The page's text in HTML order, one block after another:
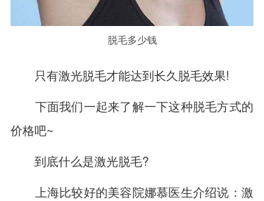
脱毛多少钱
只有激光脱毛才能达到长久脱毛效果!
下面我们一起来了解一下这种脱毛方式的
价格吧~
到底什么是激光脱毛?
上海比较好的美容院娜慕医生介绍说：激